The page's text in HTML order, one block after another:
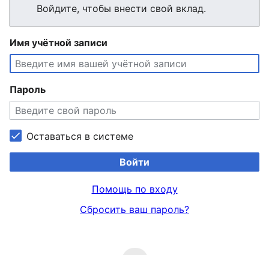
Войдите, чтобы внести свой вклад.
Имя учётной записи
Пароль
Оставаться в системе
Войти
Помощь по входу
Сбросить ваш пароль?